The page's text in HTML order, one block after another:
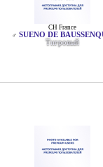
CH France
♂ SUENO DE
Тигровый